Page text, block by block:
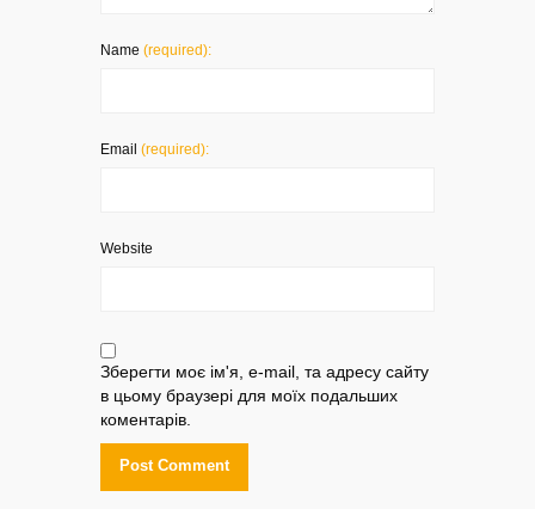
Name (required):
Email (required):
Website
Зберегти моє ім'я, e-mail, та адресу сайту
в цьому браузері для моїх подальших
коментарів.